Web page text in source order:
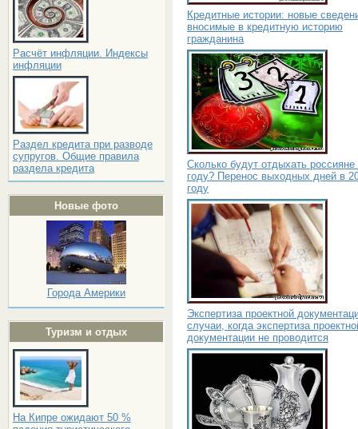
Расчёт инфляции. Индексы
инфляции
Раздел кредита при разводе
супругов. Общие правила
раздела кредита
Новые фото
Города Америки
Туризм и отдых
На Кипре ожидают 50 %
Кредитные истории: новые
вносимые в кредитную историю
гражданина
Сколько будут отдыхать россияне
году? Перенос выходных дней в
году
Экспертиза проектной
случаи, когда экспертиза
документации не проводится